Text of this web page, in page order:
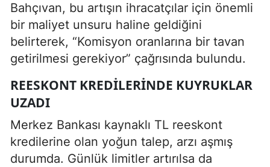
Bahçıvan, bu artışın ihracatçılar için önemli
bir maliyet unsuru haline geldiğini
belirterek, “Komisyon oranlarına bir tavan
getirilmesi gerekiyor” çağrısında bulundu.
REESKONT KREDILERINDE KUYRUKLAR
UZADI
Merkez Bankası kaynaklı TL reeskont
kredilerine olan yoğun talep, arzı aşmış
durumda. Günlük limitler artırılsa da